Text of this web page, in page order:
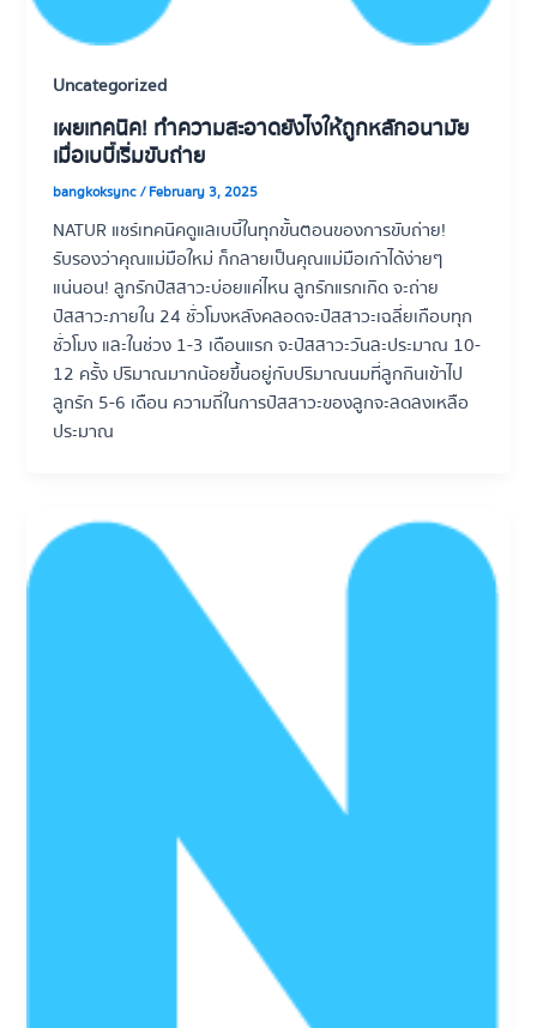
Uncategorized
เผยเทคนิค! ทำความสะอาดยังไงให้ถูกหลักอนามัย
เมื่อเบบี๋เริ่มขับถ่าย
bangkoksync/February 3, 2025
NATUR แชร์เทคนิคดูแลเบบี๋ในทุกขั้นตอนของการขับถ่าย!
รับรองว่าคุณแม่มือใหม่ ก็กลายเป็นคุณแม่มือเก๋าได้ง่ายๆ
แน่นอน! ลูกรักปัสสาวะบ่อยแค่ไหน ลูกรักแรกเกิด จะถ่าย
ปัสสาวะภายใน 24 ชั่วโมงหลังคลอดจะปัสสาวะเฉลี่ยเกือบทุก
ชั่วโมง และในช่วง 1-3 เดือนแรก จะปัสสาวะวันละประมาณ 10-
12 ครั้ง ปริมาณมากน้อยขึ้นอยู่กับปริมาณนมที่ลูกกินเข้าไป
ลูกรัก 5-6 เดือน ความถี่ในการปัสสาวะของลูกจะลดลงเหลือ
ประมาณ